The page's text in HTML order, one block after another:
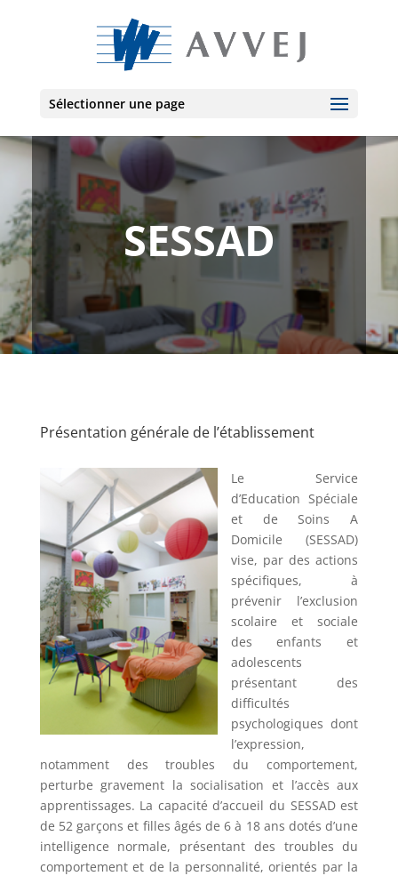
Sélectionner une page
SESSAD
Présentation générale de l’établissement
Le Service
d’Education Spéciale
et de Soins A
Domicile (SESSAD)
vise, par des actions
spécifiques, à
prévenir l’exclusion
scolaire et sociale
des enfants et
adolescents
présentant des
difficultés
psychologiques dont
l’expression,
notamment des troubles du comportement,
perturbe gravement la socialisation et l’accès aux
apprentissages. La capacité d’accueil du SESSAD est
de 52 garçons et filles âgés de 6 à 18 ans dotés d’une
intelligence normale, présentant des troubles du
comportement et de la personnalité, orientés par la